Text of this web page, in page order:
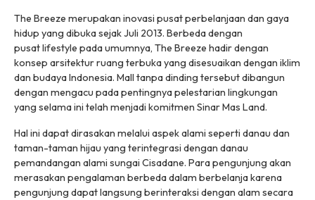
The Breeze merupakan inovasi pusat perbelanjaan dan gaya
hidup yang dibuka sejak Juli 2013. Berbeda dengan
pusatlifestyle pada umumnya, The Breeze hadir dengan
konsep arsitektur ruang terbuka yang disesuaikan dengan iklim
dan budaya Indonesia. Mall tanpa dinding tersebut dibangun
dengan mengacu pada pentingnya pelestarian lingkungan
yang selama ini telah menjadi komitmen Sinar Mas Land.
Hal ini dapat dirasakan melalui aspek alami seperti danau dan
taman-taman hijau yang terintegrasi dengan danau
pemandangan alami sungai Cisadane. Para pengunjung akan
merasakan pengalaman berbeda dalam berbelanja karena
pengunjung dapat langsung berinteraksi dengan alam secara